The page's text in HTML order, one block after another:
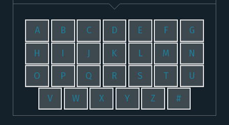
A B C D E F G
H I J K L M N
O P Q R S T U
V W X Y Z #